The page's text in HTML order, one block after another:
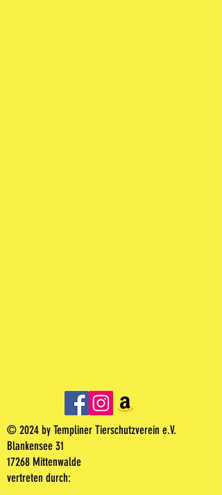
© 2024 by Templiner Tierschutzverein e.V.
Blankensee 31
17268 Mittenwalde
vertreten durch: